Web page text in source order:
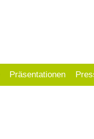
Präsentationen